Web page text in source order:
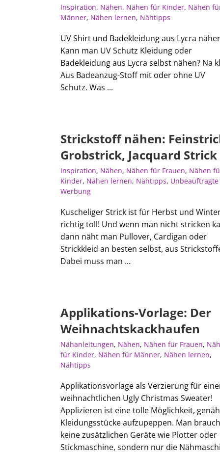
Inspiration, Nähen, Nähen für Kinder, Nähen
Männer, Nähen lernen, Nähtipps
UV Shirt und Badekleidung aus Lycra
Kann man UV Schutz Kleidung oder
Badekleidung aus Lycra selbst nähen? Na
Aus Badeanzug-Stoff mit oder ohne UV
Schutz. Was ...
Strickstoff nähen:
Grobstrick, Jacquard Strick
Inspiration, Nähen, Nähen für Frauen, Nähen
Kinder, Nähen lernen, Nähtipps, Unbeauftragte
Werbung
Kuscheliger Strick ist für Herbst und
richtig toll! Und wenn man nicht stricken
dann näht man Pullover, Cardigan oder
Strickkleid an besten selbst, aus
Dabei muss man ...
Applikations-Vorlage: Der
Weihnachtskackhaufen
Nähanleitungen, Nähen, Nähen für Frauen,
für Kinder, Nähen für Männer, Nähen lernen,
Nähtipps
Applikationsvorlage als Verzierung für
weihnachtlichen Ugly Christmas Sweater!
Applizieren ist eine tolle Möglichkeit,
Kleidungsstücke aufzupeppen. Man
keine zusätzlichen Geräte wie Plotter oder
Stickmaschine, sondern nur die